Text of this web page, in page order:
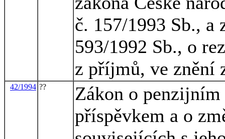
č. 157/1993 Sb., a
593/1992 Sb., o
z příjmů, ve znění
42/1994 ??
Zákon o
příspěvkem a o